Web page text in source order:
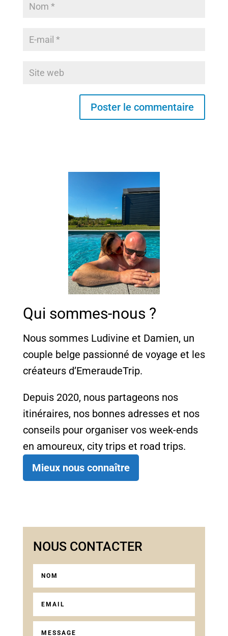
Qui sommes-nous ?
Nous sommes Ludivine et Damien, un
couple belge passionné de voyage et les
créateurs d’EmeraudeTrip.
Depuis 2020, nous partageons nos
itinéraires, nos bonnes adresses et nos
conseils pour organiser vos week-ends
en amoureux, city trips et road trips.
Mieux nous connaître
NOUS CONTACTER